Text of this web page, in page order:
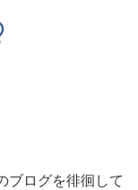
ブログを徘徊して